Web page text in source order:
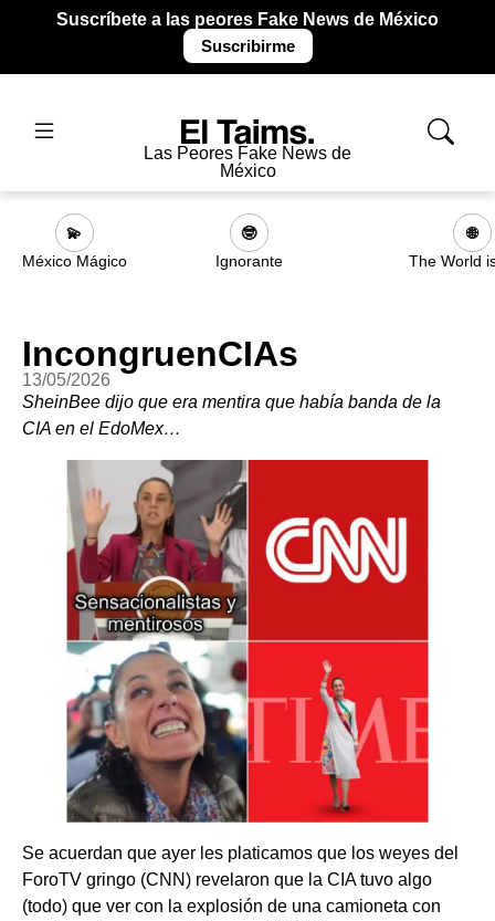
Suscríbete a las peores Fake News de México
Suscribirme
Las Peores Fake News de
México
💫
México Mágico
🤓
Ignorante
🌐
The World
IncongruenCIAs
13/05/2026
SheinBee dijo que era mentira que había banda de la
CIA en el EdoMex…
Se acuerdan que ayer les platicamos que los weyes del
ForoTV gringo (CNN) revelaron que la CIA tuvo algo
(todo) que ver con la explosión de una camioneta con